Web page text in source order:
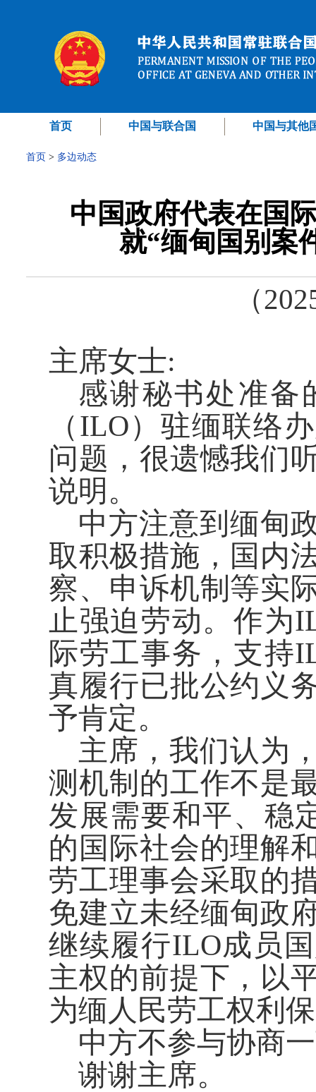
首页 中国与联合国 中国与其他
首页 > 多边动态
中国政府代表在国
就“缅甸国别案
（
主席女士:
感谢秘书处准备
（ILO）驻缅联络
问题，很遗憾我们
说明。
中方注意到缅甸
取积极措施，国内
察、申诉机制等实
止强迫劳动。作为
际劳工事务，支持
真履行已批公约义
予肯定。
主席，我们认为
测机制的工作不是
发展需要和平、稳
的国际社会的理解
劳工理事会采取的
免建立未经缅甸政
继续履行ILO成员
主权的前提下，以
为缅人民劳工权利
中方不参与协商
谢谢主席。